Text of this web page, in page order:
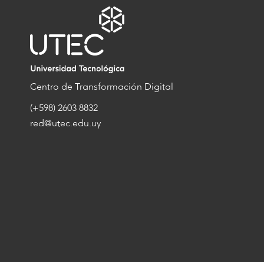
Centro de Transformación Digital
(+598) 2603 8832
red@utec.edu.uy